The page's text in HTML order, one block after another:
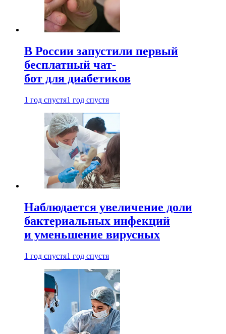
В России запустили первый
бесплатный чат-
бот для диабетиков
1 год спустя1 год спустя
Наблюдается увеличение доли
бактериальных инфекций
и уменьшение вирусных
1 год спустя1 год спустя